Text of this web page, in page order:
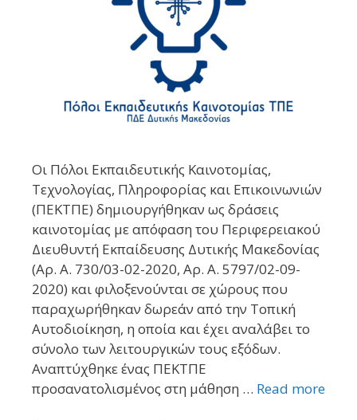
Οι Πόλοι Εκπαιδευτικής Καινοτομίας,
Τεχνολογίας, Πληροφορίας και Επικοινωνιών
(ΠΕΚΤΠΕ) δημιουργήθηκαν ως δράσεις
καινοτομίας με απόφαση του Περιφερειακού
Διευθυντή Εκπαίδευσης Δυτικής Μακεδονίας
(Αρ. Α. 730/03-02-2020, Αρ. Α. 5797/02-09-
2020) και φιλοξενούνται σε χώρους που
παραχωρήθηκαν δωρεάν από την Τοπική
Αυτοδιοίκηση, η οποία και έχει αναλάβει το
σύνολο των λειτουργικών τους εξόδων.
Αναπτύχθηκε ένας ΠΕΚΤΠΕ
προσανατολισμένος στη μάθηση … Read more